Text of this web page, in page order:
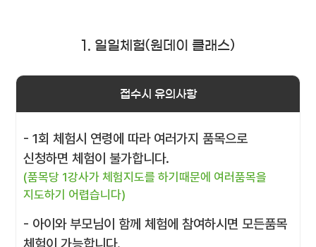
1. 일일체험(원데이 클래스)
접수시 유의사항
- 1회 체험시 연령에 따라 여러가지 품목으로
신청하면 체험이 불가합니다.
(품목당 1강사가 체험지도를 하기때문에 여러품목을
지도하기 어렵습니다)
- 아이와 부모님이 함께 체험에 참여하시면 모든품목
체험이 가능합니다.